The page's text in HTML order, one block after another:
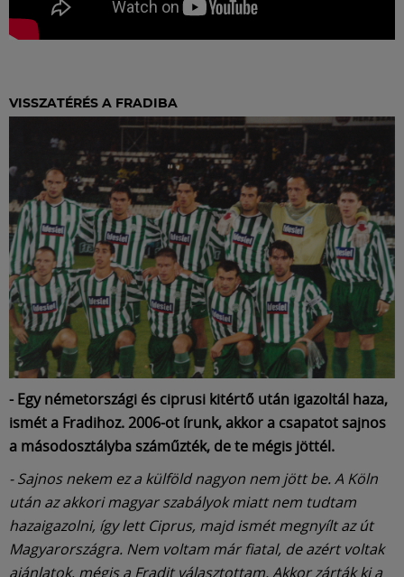
VISSZATÉRÉS A FRADIBA
- Egy németországi és ciprusi kitértő után igazoltál haza,
ismét a Fradihoz. 2006-ot írunk, akkor a csapatot sajnos
a másodosztályba száműzték, de te mégis jöttél.
- Sajnos nekem ez a külföld nagyon nem jött be. A Köln
után az akkori magyar szabályok miatt nem tudtam
hazaigazolni, így lett Ciprus, majd ismét megnyílt az út
Magyarországra. Nem voltam már fiatal, de azért voltak
ajánlatok, mégis a Fradit választottam. Akkor zárták ki a